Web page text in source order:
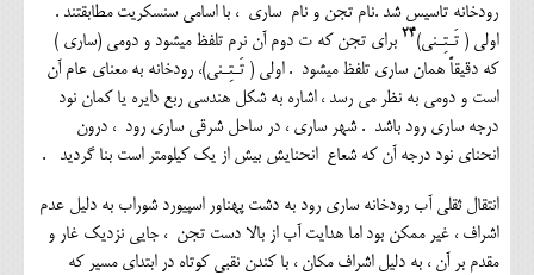
رودخانه تاسیس شد .نام تجن و نام ساری ، با اسامی سنسکریت مطابقتند .
اولی ( تَـتِـنی)۲۴ برای تجن که ت دوم آن نرم تلفظ میشود و دومی (ساری )
که دقیقاً همان ساری تلفظ میشود . اولی ( تَـتِـنی)، رودخانه به معنای عام آن
است و دومی به نظر می رسد ، اشاره به شکل هندسی ربع دایره یا کمان نود
درجه ساری رود باشد . شهر ساری ، در ساحل شرقی ساری رود ، درون
انحنای نود درجه آن که شعاع انحنایش بیش از یک کیلومتر است بنا گردید .
انتقال ثقلی آب رودخانه ساری رود به دشت پهناور اسپیورد شوراب به دلیل عدم
اشراف ، غیر ممکن بود اما هدایت آب از بالا دست تجن ، جایی نزدیک غار و
مقدم بر آن ، به دلیل اشراف مکان ، با کندن نقبی کوتاه در ابتدای مسیر که